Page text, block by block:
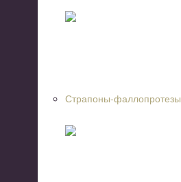
Страпоны-фаллопротезы